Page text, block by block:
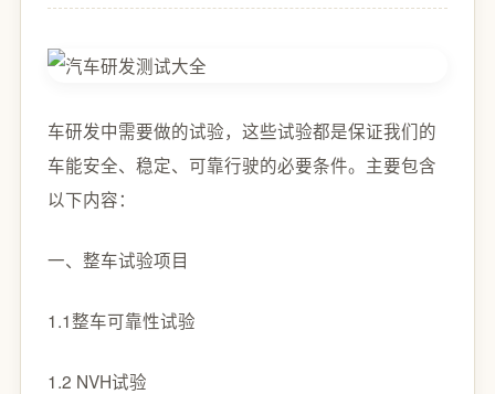
车研发中需要做的试验，这些试验都是保证我们的
车能安全、稳定、可靠行驶的必要条件。主要包含
以下内容：
一、整车试验项目
1.1整车可靠性试验
1.2 NVH试验